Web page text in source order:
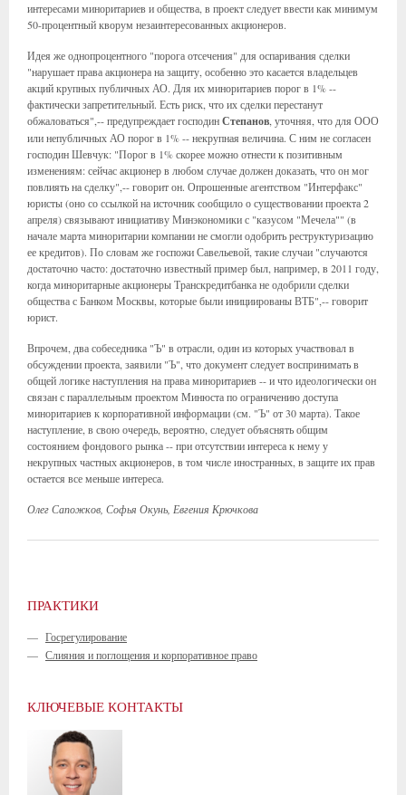
интересами миноритариев и общества, в проект следует ввести как минимум
50-процентный кворум незаинтересованных акционеров.
Идея же однопроцентного "порога отсечения" для оспаривания сделки
"нарушает права акционера на защиту, особенно это касается владельцев
акций крупных публичных АО. Для их миноритариев порог в 1% --
фактически запретительный. Есть риск, что их сделки перестанут
обжаловаться",-- предупреждает господинСтепанов , уточняя, что для ООО
или непубличных АО порог в 1% -- некрупная величина. С ним не согласен
господин Шевчук: "Порог в 1% скорее можно отнести к позитивным
изменениям: сейчас акционер в любом случае должен доказать, что он мог
повлиять на сделку",-- говорит он. Опрошенные агентством "Интерфакс"
юристы (оно со ссылкой на источник сообщило о существовании проекта 2
апреля) связывают инициативу Минэкономики с "казусом "Мечела"" (в
начале марта миноритарии компании не смогли одобрить реструктуризацию
ее кредитов). По словам же госпожи Савельевой, такие случаи "случаются
достаточно часто: достаточно известный пример был, например, в 2011 году,
когда миноритарные акционеры Транскредитбанка не одобрили сделки
общества с Банком Москвы, которые были инициированы ВТБ",-- говорит
юрист.
Впрочем, два собеседника "Ъ" в отрасли, один из которых участвовал в
обсуждении проекта, заявили "Ъ", что документ следует воспринимать в
общей логике наступления на права миноритариев -- и что идеологически он
связан с параллельным проектом Минюста по ограничению доступа
миноритариев к корпоративной информации (см. "Ъ" от 30 марта). Такое
наступление, в свою очередь, вероятно, следует объяснять общим
состоянием фондового рынка -- при отсутствии интереса к нему у
некрупных частных акционеров, в том числе иностранных, в защите их прав
остается все меньше интереса.
Олег Сапожков, Софья Окунь, Евгения Крючкова
ПРАКТИКИ
— Госрегулирование
— Слияния и поглощения и корпоративное право
КЛЮЧЕВЫЕ КОНТАКТЫ